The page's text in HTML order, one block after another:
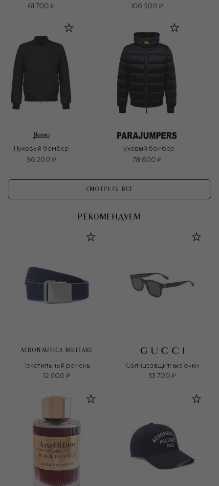
61 700 ₽
106 500 ₽
Пуховый бомбер
96 200 ₽
Пуховый бомбер
78 600 ₽
СМОТРЕТЬ ВСЕ
РЕКОМЕНДУЕМ
AERONAUTICA MILITARE
Текстильный ремень
12 600 ₽
Солнцезащитные очки
33 700 ₽